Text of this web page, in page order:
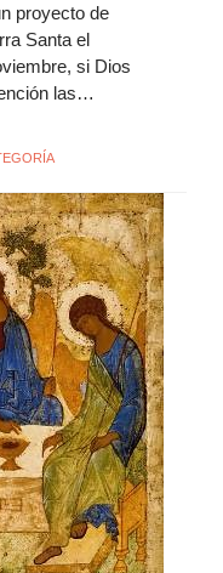
proyecto de
Santa el
si Dios
las…